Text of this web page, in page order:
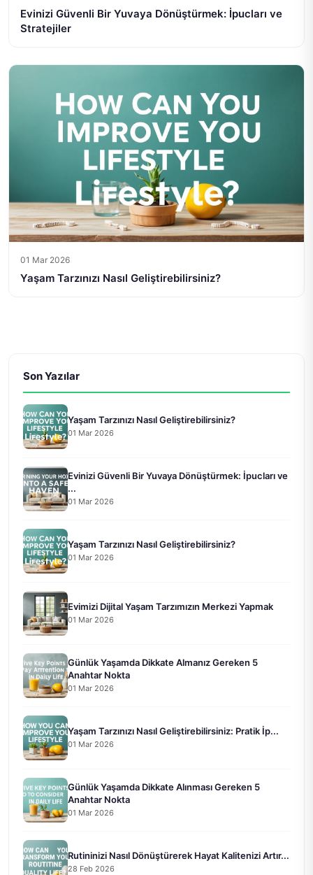
Evinizi Güvenli Bir Yuvaya Dönüştürmek: İpucları ve
Stratejiler
01 Mar 2026
Yaşam Tarzınızı Nasıl Geliştirebilirsiniz?
Son Yazılar
Yaşam Tarzınızı Nasıl Geliştirebilirsiniz?
01 Mar 2026
Evinizi Güvenli Bir Yuvaya Dönüştürmek: İpucları ve
...
01 Mar 2026
Yaşam Tarzınızı Nasıl Geliştirebilirsiniz?
01 Mar 2026
Evimizi Dijital Yaşam Tarzımızın Merkezi Yapmak
01 Mar 2026
Günlük Yaşamda Dikkate Almanız Gereken 5
Anahtar Nokta
01 Mar 2026
Yaşam Tarzınızı Nasıl Geliştirebilirsiniz: Pratik İp...
01 Mar 2026
Günlük Yaşamda Dikkate Alınması Gereken 5
Anahtar Nokta
01 Mar 2026
Rutininizi Nasıl Dönüştürerek Hayat Kalitenizi Artır...
28 Feb 2026